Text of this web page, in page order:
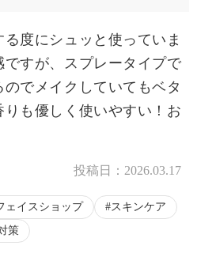
度にシュッと使っていま
すが、スプレータイプで
でメイクしていてもベタ
も優しく使いやすい！お
投稿日： 2026.03.17
ェイスショップ
スキンケア
策